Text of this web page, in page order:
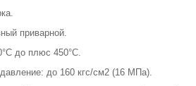
приварной.
до плюс 450°С.
до 160 кгс/см2 (16 МПа).